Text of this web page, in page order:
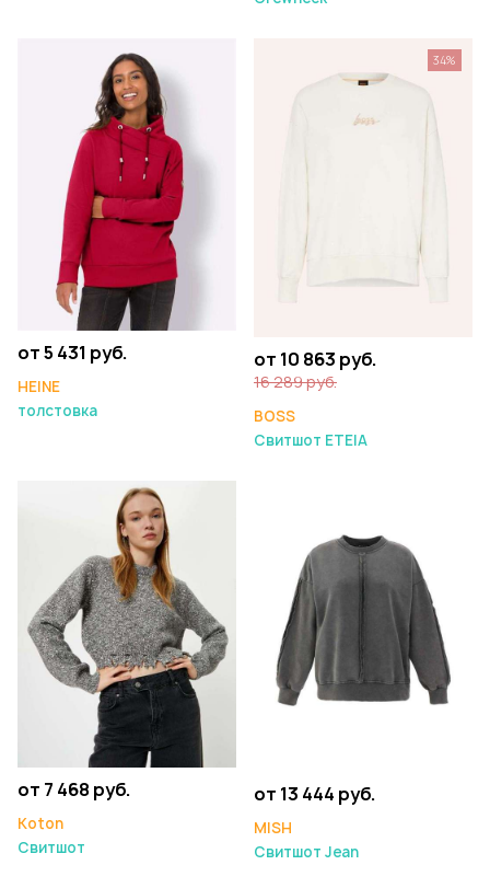
от 5 431 руб.
HEINE
толстовка
от 10 863 руб.
16 289 руб.
BOSS
Свитшот ETEIA
34%
от 7 468 руб.
Koton
Свитшот
от 13 444 руб.
MISH
Свитшот Jean